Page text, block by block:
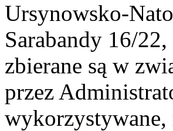
Ursynowsko-
Sarabandy 16/
zbierane są w
przez